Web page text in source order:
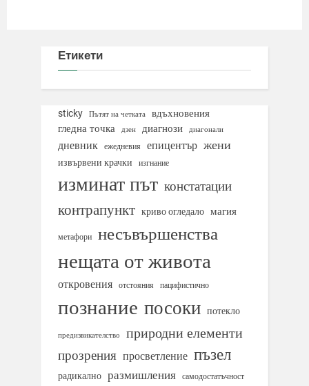
Етикети
sticky Пътят на четката
вдъхновения
гледна точка
дзен диагнози диагонали
дневник ежедневия епицентър жени
извървени крачки изгнание
изминат път констатации
контрапункт криво огледало магия
метафори несъвършенства
нещата от живота
откровения отстояния пацифистично
познание посоки потекло
предизвикателство природни елементи
прозрения просветление пъзел
радикално размишления самодостатъчност